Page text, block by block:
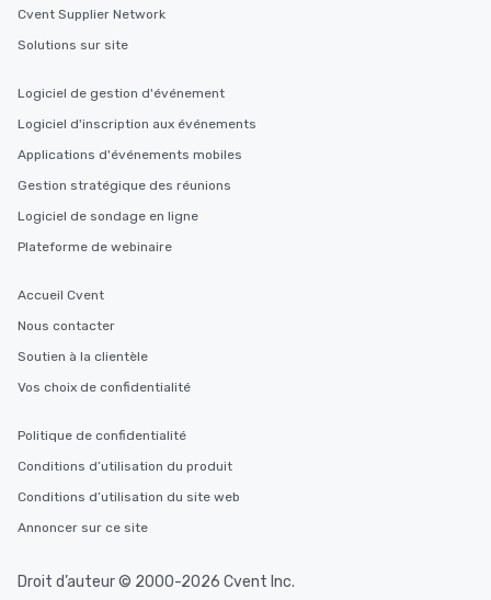
Cvent Supplier Network
Solutions sur site
Logiciel de gestion d'événement
Logiciel d'inscription aux événements
Applications d'événements mobiles
Gestion stratégique des réunions
Logiciel de sondage en ligne
Plateforme de webinaire
Accueil Cvent
Nous contacter
Soutien à la clientèle
Vos choix de confidentialité
Politique de confidentialité
Conditions d’utilisation du produit
Conditions d’utilisation du site web
Annoncer sur ce site
Droit d’auteur © 2000-2026 Cvent Inc.